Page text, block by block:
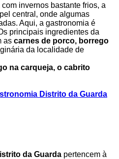
invernos bastante frios, a
central, onde algumas
Aqui, a gastronomia é
principais ingredientes da
as carnes de porco, borrego
da localidade de
na carqueja, o cabrito
Distrito da Guarda
da Guarda pertencem à